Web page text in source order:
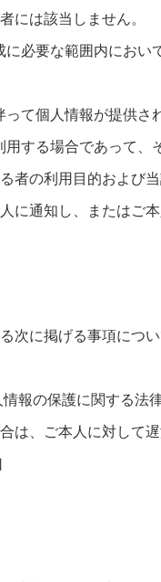
には該当しません。
必要な範囲内にお
て個人情報が提供さ
する場合であって
者の利用目的および
に通知し、またはご
次に掲げる事項につ
報の保護に関する法
は、ご本人に対して